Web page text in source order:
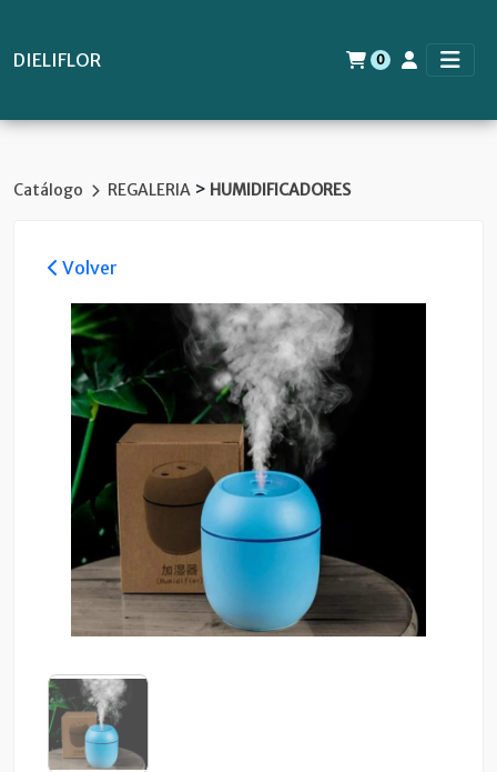
DIELIFLOR 0
Catálogo REGALERIA > HUMIDIFICADORES
Volver